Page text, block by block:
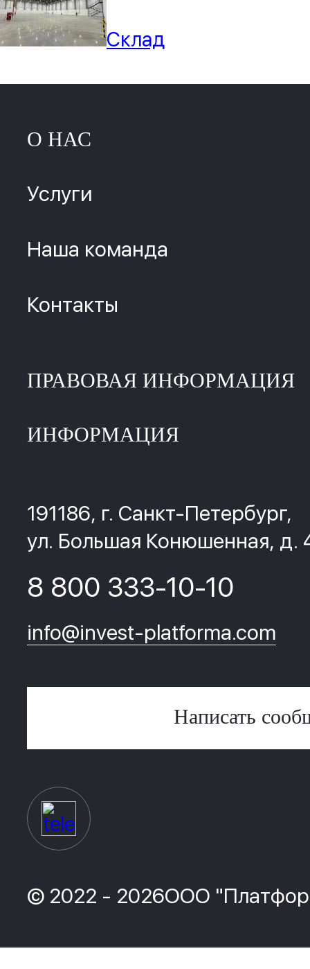
Склад
О НАС
Услуги
Наша команда
Контакты
ПРАВОВАЯ ИНФОРМАЦИЯ
ИНФОРМАЦИЯ
191186, г. Санкт-Петербург,
ул. Большая Конюшенная, д.
8 800 333-10-10
info@invest-platforma.com
Написать
© 2022 - 2026ООО